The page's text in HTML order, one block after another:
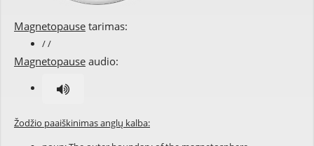
Magnetopause tarimas:
/ /
Magnetopause audio:
Žodžio paaiškinimas anglų kalba: